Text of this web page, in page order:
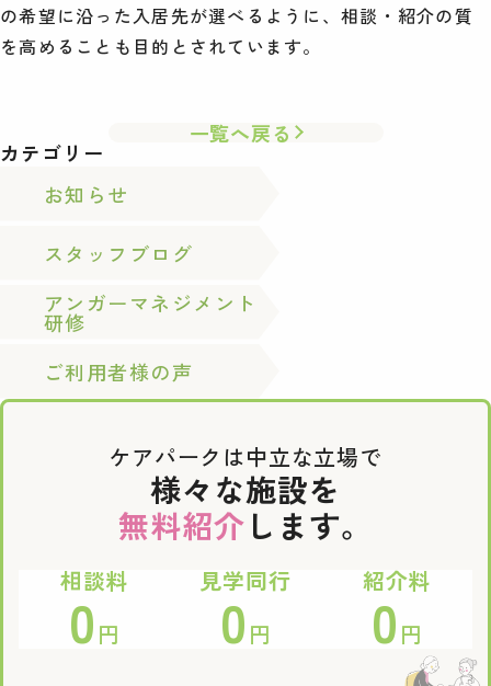
の希望に沿った入居先が選べるように、相談・紹介の質
を高めることも目的とされています。
一覧へ戻る
カテゴリー
お知らせ
スタッフブログ
アンガーマネジメント
研修
ご利用者様の声
ケアパークは中立な立場で
様々な施設を
無料紹介 します。
相談料
0 円
見学同行
0 円
紹介料
0 円